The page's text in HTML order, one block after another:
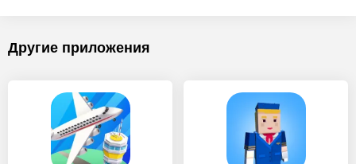
Другие приложения